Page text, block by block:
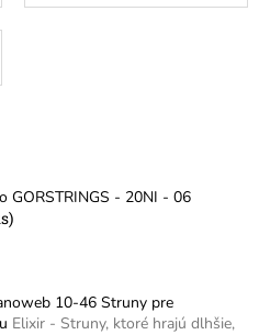
GORSTRINGS - 20NI - 06
10-46 Struny pre
Elixir - Struny, ktoré hrajú dlhšie,